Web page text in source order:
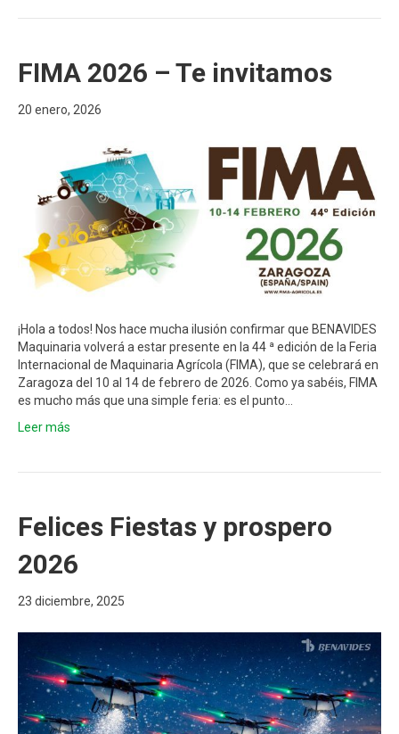
FIMA 2026 – Te invitamos
20 enero, 2026
¡Hola a todos! Nos hace mucha ilusión confirmar que BENAVIDES
Maquinaria volverá a estar presente en la 44 ª edición de la Feria
Internacional de Maquinaria Agrícola (FIMA), que se celebrará en
Zaragoza del 10 al 14 de febrero de 2026. Como ya sabéis, FIMA
es mucho más que una simple feria: es el punto…
Leer más
Felices Fiestas y prospero
2026
23 diciembre, 2025